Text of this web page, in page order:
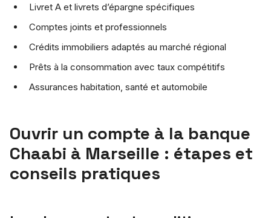
Livret A et livrets d’épargne spécifiques
Comptes joints et professionnels
Crédits immobiliers adaptés au marché régional
Prêts à la consommation avec taux compétitifs
Assurances habitation, santé et automobile
Ouvrir un compte à la banque
Chaabi à Marseille : étapes et
conseils pratiques